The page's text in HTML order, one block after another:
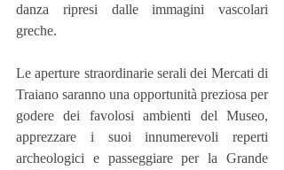
danza ripresi dalle immagini vascolari
greche.
Le aperture straordinarie serali dei Mercati di
Traiano saranno una opportunità preziosa per
godere dei favolosi ambienti del Museo,
apprezzare i suoi innumerevoli reperti
archeologici e passeggiare per la Grande